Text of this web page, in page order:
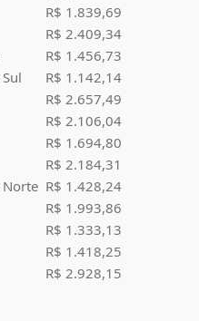
R$ 1.839,69
R$ 2.409,34
R$ 1.456,73
R$ 1.142,14
R$ 2.657,49
R$ 2.106,04
R$ 1.694,80
R$ 2.184,31
Norte R$ 1.428,24
R$ 1.993,86
R$ 1.333,13
R$ 1.418,25
R$ 2.928,15